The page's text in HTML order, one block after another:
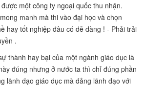
một công ty ngoại quốc thu nhận.
manh mà thi vào đại học và chọn
hay tốt nghiệp đâu có dễ dàng ! - Phải trải
.
thành hay bại của một ngành giáo dục là
đúng nhưng ở nước ta thì chỉ đúng phần
lãnh đạo giáo dục mà đảng lãnh đạo với